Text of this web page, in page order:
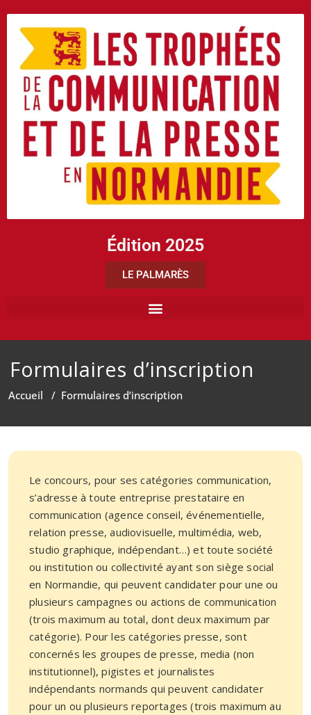
Édition 2025
LE PALMARÈS
Formulaires d’inscription
Accueil / Formulaires d’inscription
Le concours, pour ses catégories communication,
s’adresse à toute entreprise prestataire en
communication (agence conseil, événementielle,
relation presse, audiovisuelle, multimédia, web,
studio graphique, indépendant…) et toute société
ou institution ou collectivité ayant son siège social
en Normandie, qui peuvent candidater pour une ou
plusieurs campagnes ou actions de communication
(trois maximum au total, dont deux maximum par
catégorie). Pour les catégories presse, sont
concernés les groupes de presse, media (non
institutionnel), pigistes et journalistes
indépendants normands qui peuvent candidater
pour un ou plusieurs reportages (trois maximum au